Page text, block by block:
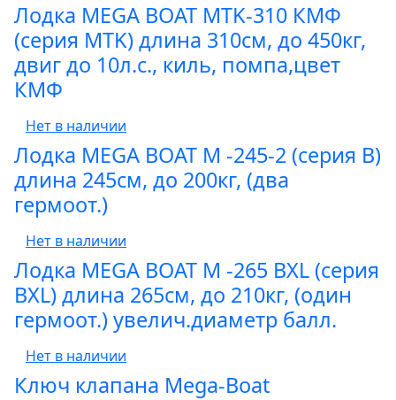
Лодка MEGA BOAT МTK-310 КМФ
(серия MTK) длина 310см, до 450кг,
двиг до 10л.с., киль, помпа,цвет
КМФ
Нет в наличии
Лодка MEGA BOAT М -245-2 (серия B)
длина 245см, до 200кг, (два
гермоот.)
Нет в наличии
Лодка MEGA BOAT М -265 ВXL (серия
BXL) длина 265см, до 210кг, (один
гермоот.) увелич.диаметр балл.
Нет в наличии
Ключ клапана Mega-Boat